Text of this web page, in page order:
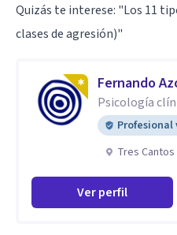
Quizás te interese: "Los 11
clases de agresión)"
Fernando
Psicología
Tres Cantos
Ver perfil